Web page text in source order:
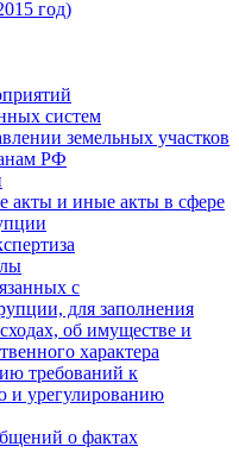
год)
систем
земельных участков
РФ
акты и иные акты в сфере
с
для заполнения
об имуществе и
характера
требований к
и урегулированию
о фактах